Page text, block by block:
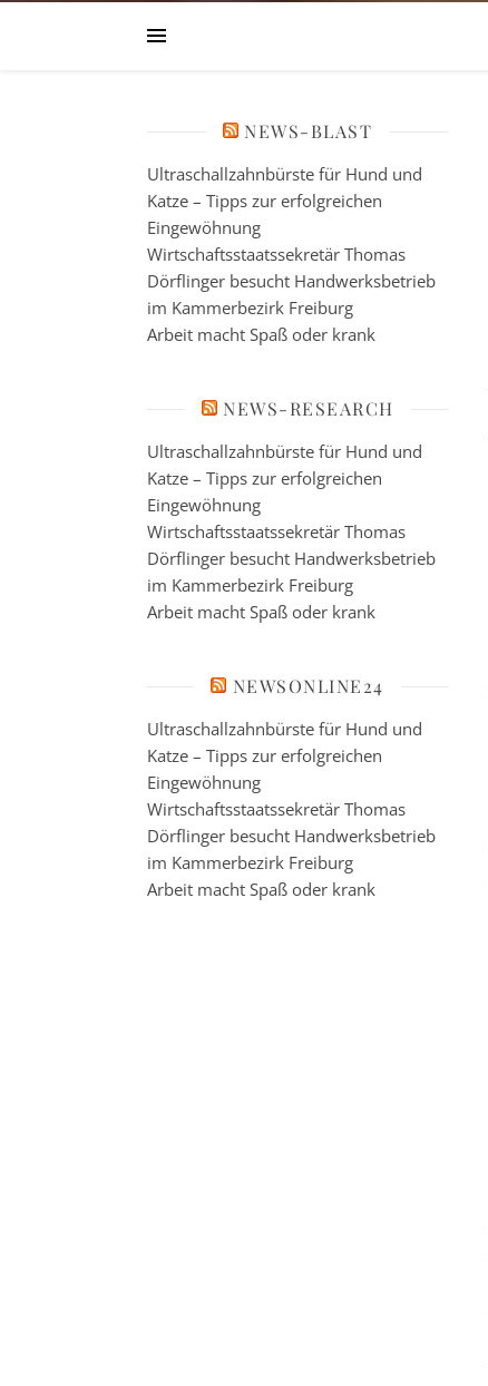
NEWS-BLAST
Ultraschallzahnbürste für Hund und
Katze – Tipps zur erfolgreichen
Eingewöhnung
Wirtschaftsstaatssekretär Thomas
Dörflinger besucht Handwerksbetrieb
im Kammerbezirk Freiburg
Arbeit macht Spaß oder krank
NEWS-RESEARCH
Ultraschallzahnbürste für Hund und
Katze – Tipps zur erfolgreichen
Eingewöhnung
Wirtschaftsstaatssekretär Thomas
Dörflinger besucht Handwerksbetrieb
im Kammerbezirk Freiburg
Arbeit macht Spaß oder krank
NEWSONLINE24
Ultraschallzahnbürste für Hund und
Katze – Tipps zur erfolgreichen
Eingewöhnung
Wirtschaftsstaatssekretär Thomas
Dörflinger besucht Handwerksbetrieb
im Kammerbezirk Freiburg
Arbeit macht Spaß oder krank